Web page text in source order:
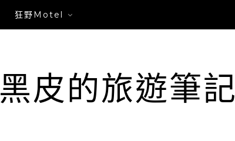
狂野Motel
黑皮的旅遊筆記